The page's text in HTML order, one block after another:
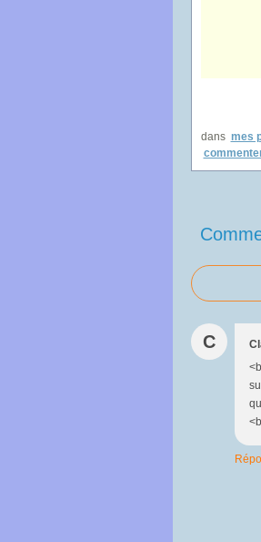
dans mes
C